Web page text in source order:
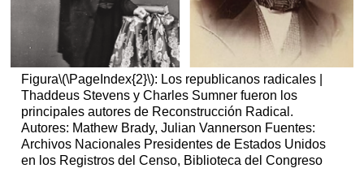
Figura\(\PageIndex{2}\): Los republicanos radicales |
Thaddeus Stevens y Charles Sumner fueron los
principales autores de Reconstrucción Radical.
Autores: Mathew Brady, Julian Vannerson Fuentes:
Archivos Nacionales Presidentes de Estados Unidos
en los Registros del Censo, Biblioteca del Congreso